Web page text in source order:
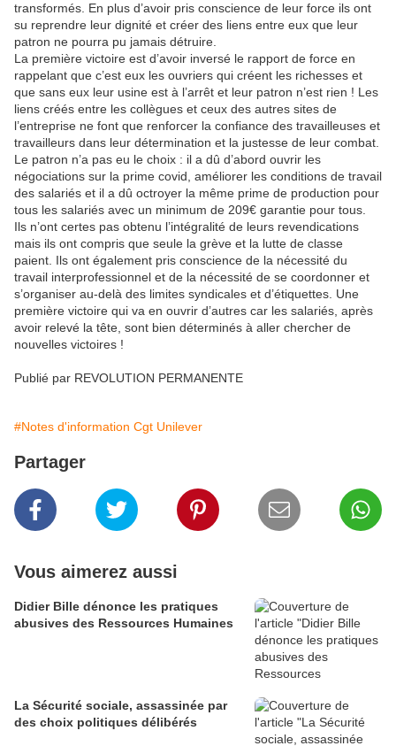
transformés. En plus d’avoir pris conscience de leur force ils ont
su reprendre leur dignité et créer des liens entre eux que leur
patron ne pourra pu jamais détruire.
La première victoire est d’avoir inversé le rapport de force en
rappelant que c’est eux les ouvriers qui créent les richesses et
que sans eux leur usine est à l’arrêt et leur patron n’est rien ! Les
liens créés entre les collègues et ceux des autres sites de
l’entreprise ne font que renforcer la confiance des travailleuses et
travailleurs dans leur détermination et la justesse de leur combat.
Le patron n’a pas eu le choix : il a dû d’abord ouvrir les
négociations sur la prime covid, améliorer les conditions de travail
des salariés et il a dû octroyer la même prime de production pour
tous les salariés avec un minimum de 209€ garantie pour tous.
Ils n’ont certes pas obtenu l’intégralité de leurs revendications
mais ils ont compris que seule la grève et la lutte de classe
paient. Ils ont également pris conscience de la nécessité du
travail interprofessionnel et de la nécessité de se coordonner et
s’organiser au-delà des limites syndicales et d’étiquettes. Une
première victoire qui va en ouvrir d’autres car les salariés, après
avoir relevé la tête, sont bien déterminés à aller chercher de
nouvelles victoires !
Publié par REVOLUTION PERMANENTE
#Notes d'information Cgt Unilever
Partager
Vous aimerez aussi
Didier Bille dénonce les pratiques
abusives des Ressources Humaines
La Sécurité sociale, assassinée par
des choix politiques délibérés